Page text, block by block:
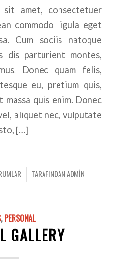
sit amet, consectetuer
commodo ligula eget
Cum sociis natoque
dis parturient montes,
Donec quam felis,
eu, pretium quis,
massa quis enim. Donec
aliquet nec, vulputate
[…]
TARAFINDANADMIN
,PERSONAL
GALLERY